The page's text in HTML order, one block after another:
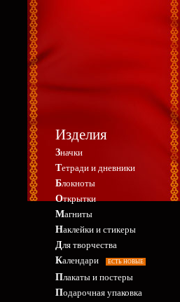
Изделия
Значки
Тетради и дневники
Блокноты
Открытки
Магниты
Наклейки и стикеры
Для творчества
Календари
ЕСТЬ НОВЫЕ
Плакаты и постеры
Подарочная упаковка